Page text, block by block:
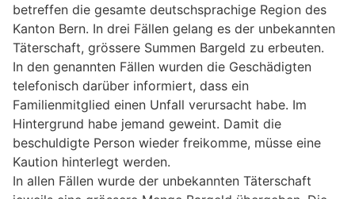
betreffen die gesamte deutschsprachige Region des
Kanton Bern. In drei Fällen gelang es der unbekannten
Täterschaft, grössere Summen Bargeld zu erbeuten.
In den genannten Fällen wurden die Geschädigten
telefonisch darüber informiert, dass ein
Familienmitglied einen Unfall verursacht habe. Im
Hintergrund habe jemand geweint. Damit die
beschuldigte Person wieder freikomme, müsse eine
Kaution hinterlegt werden.
In allen Fällen wurde der unbekannten Täterschaft